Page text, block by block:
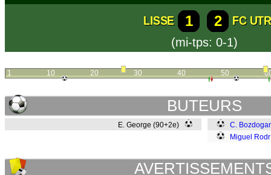
LISSE 1 2
FC
(mi-tps: 0-1)
1 10 20 30 40 50
BUTEURS
E. George (90+2e)
C.
Miguel